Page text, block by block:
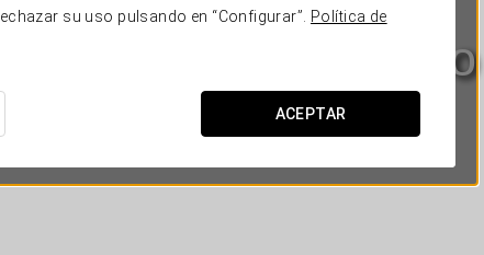
su uso pulsando en “Configurar”.
Política de
ACEPTAR
Crisol Conde Rodrigo
SALAMANCA - CIUDAD RODRIGO